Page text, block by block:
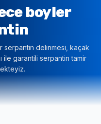
boyler
delinmesi, kaçak
garantili serpantin tamir